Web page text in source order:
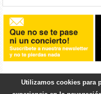
Utilizamos cookies para